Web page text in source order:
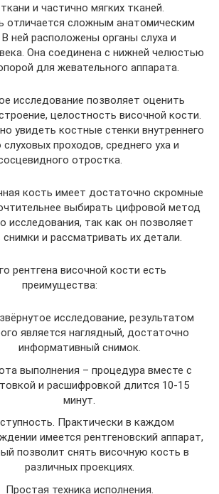
и частично мягких тканей.
отличается сложным анатомическим
ней расположены органы слуха и
Она соединена с нижней челюстью
для жевательного аппарата.
исследование позволяет оценить
целостность височной кости.
увидеть костные стенки внутреннего
проходов, среднего уха и
отростка.
кость имеет достаточно скромные
выбирать цифровой метод
исследования, так как он позволяет
снимки и рассматривать их детали.
рентгена височной кости есть
преимущества:
исследование, результатом
является наглядный, достаточно
информативный снимок.
выполнения – процедура вместе с
и расшифровкой длится 10-15
минут.
Практически в каждом
имеется рентгеновский аппарат,
позволит снять височную кость в
различных проекциях.
Простая техника исполнения.